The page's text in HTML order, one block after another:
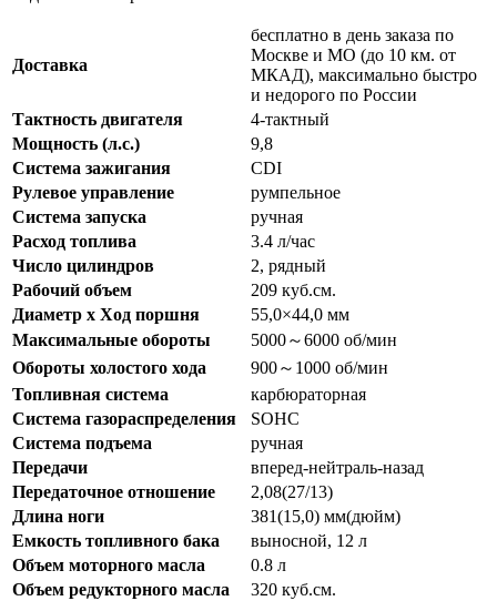
Доставка
бесплатно в день заказа по
Москве и МО (до 10 км. от
МКАД), максимально быстро
и недорого по России
Тактность двигателя
4-тактный
Мощность (л.с.)
9,8
Система зажигания
CDI
Рулевое управление
румпельное
Система запуска
ручная
Расход топлива
3.4 л/час
Число цилиндров
2, рядный
Рабочий объем
209 куб.см.
Диаметр х Ход поршня
55,0×44,0 мм
Максимальные обороты
5000～6000 об/мин
Обороты холостого хода
900～1000 об/мин
Топливная система
карбюраторная
Система газораспределения
SOHC
Система подъема
ручная
Передачи
вперед-нейтраль-назад
Передаточное отношение
2,08(27/13)
Длина ноги
381(15,0) мм(дюйм)
Емкость топливного бака
выносной, 12 л
Объем моторного масла
0.8 л
Объем редукторного масла
320 куб.см.